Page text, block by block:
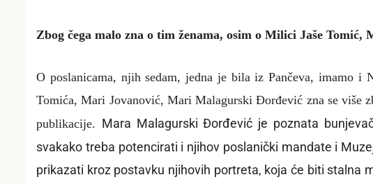
Zbog čega malo zna o tim ženama, osim o Milici Jaše
O poslanicama, njih sedam, jedna je bila iz Pančeva, imamo
Tomića, Mari Jovanović, Mari Malagurski Đorđević zna se više
publikacije. Mara Malagurski Đorđević je poznata
svakako treba potencirati i njihov poslanički mandate i
prikazati kroz postavku njihovih portreta, koja će biti stalna